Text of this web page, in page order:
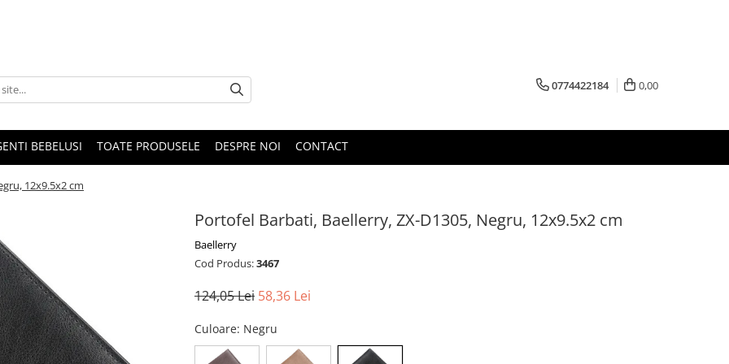
0774422184 0,00
BEBELUSI TOATE PRODUSELE DESPRE NOI CONTACT
12x9.5x2 cm
Portofel Barbati, Baellerry, ZX-D1305, Negru, 12x9.5x2 cm
Baellerry
Cod Produs:3467
124,05 Lei 58,36 Lei
Culoare: Negru